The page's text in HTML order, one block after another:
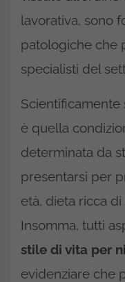
lavorativa, sono
patologiche che
specialisti del
Scientificamente
è quella
determinata da
presentarsi per
età, dieta ricca
Insomma, tutti
stile di vita per
evidenziare che